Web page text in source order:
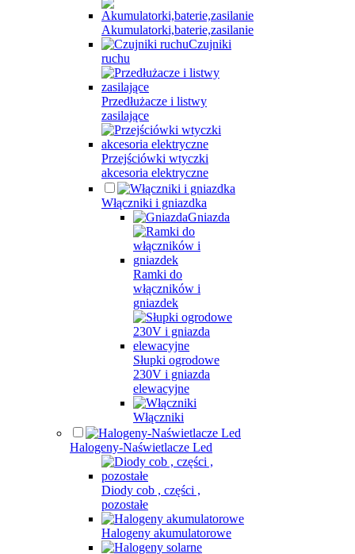
Akumulatorki,baterie,zasilanie
Czujniki
ruchu
Przedłużacze i listwy
zasilające
Przejściówki wtyczki
akcesoria elektryczne
Włączniki i gniazdka
Gniazda
Ramki do
włączników i
gniazdek
Słupki ogrodowe
230V i gniazda
elewacyjne
Włączniki
Halogeny-Naświetlacze Led
Diody cob , części ,
pozostałe
Halogeny akumulatorowe